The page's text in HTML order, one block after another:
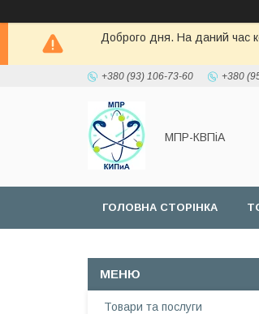
Доброго дня. На даний час
+380 (93) 106-73-60 +380
МПР-КВПіА
ГОЛОВНА СТОРІНКА
Товари та послуги